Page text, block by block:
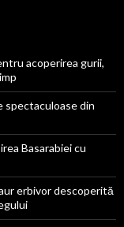
acoperirea gurii,
spectaculoase din
Basarabiei cu
erbivor descoperită